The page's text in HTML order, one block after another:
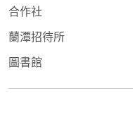
合作社
蘭潭招待所
圖書館